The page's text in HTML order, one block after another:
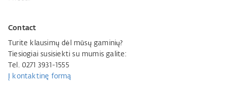
Contact
Turite klausimų dėl mūsų gaminių?
Tiesiogiai susisiekti su mumis galite:
Tel. 0271 3931-1555
Į kontaktinę formą